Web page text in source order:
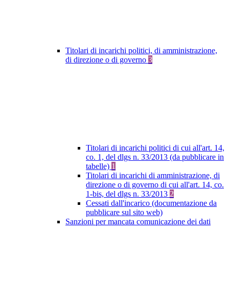
Titolari di incarichi politici, di amministrazione,
di direzione o di governo 3
Titolari di incarichi politici di cui all'art. 14,
co. 1, del dlgs n. 33/2013 (da pubblicare in
tabelle) 1
Titolari di incarichi di amministrazione, di
direzione o di governo di cui all'art. 14, co.
1-bis, del dlgs n. 33/2013 2
Cessati dall'incarico (documentazione da
pubblicare sul sito web)
Sanzioni per mancata comunicazione dei dati